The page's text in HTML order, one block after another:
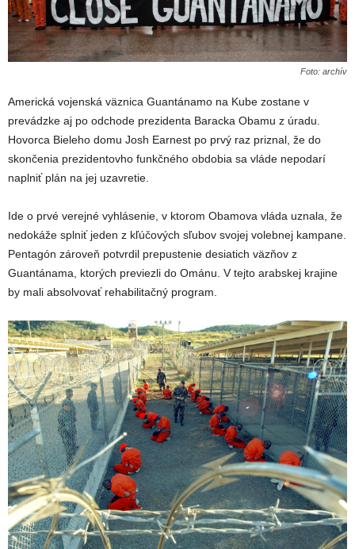
Foto: archív
Americká vojenská väznica Guantánamo na Kube zostane v
prevádzke aj po odchode prezidenta Baracka Obamu z úradu.
Hovorca Bieleho domu Josh Earnest po prvý raz priznal, že do
skončenia prezidentovho funkčného obdobia sa vláde nepodarí
naplniť plán na jej uzavretie.
Ide o prvé verejné vyhlásenie, v ktorom Obamova vláda uznala, že
nedokáže splniť jeden z kľúčových sľubov svojej volebnej kampane.
Pentagón zároveň potvrdil prepustenie desiatich väzňov z
Guantánama, ktorých previezli do Ománu. V tejto arabskej krajine
by mali absolvovať rehabilitačný program.